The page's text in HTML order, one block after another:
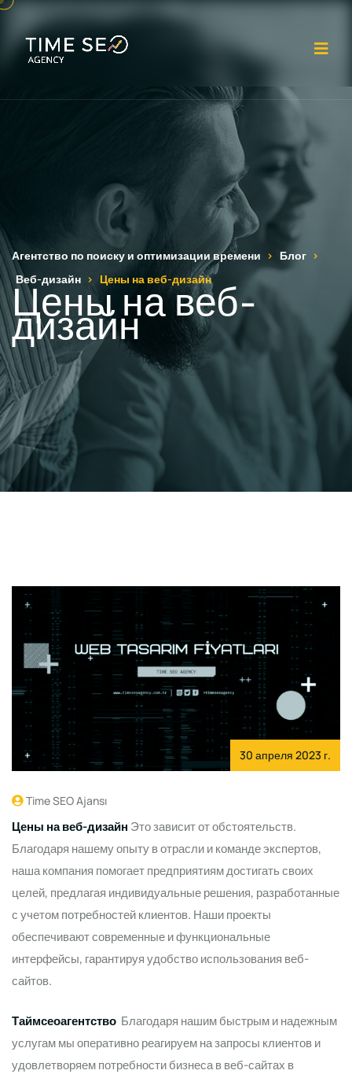
Агентство по поиску и оптимизации времени
Блог
Веб-дизайн
Цены на веб-дизайн
Цены на веб-
дизайн
30 апреля 2023 г.
Time SEO Ajansı
Цены на веб-дизайн Это зависит от обстоятельств.
Благодаря нашему опыту в отрасли и команде экспертов,
наша компания помогает предприятиям достигать своих
целей, предлагая индивидуальные решения, разработанные
с учетом потребностей клиентов. Наши проекты
обеспечивают современные и функциональные
интерфейсы, гарантируя удобство использования веб-
сайтов.
Таймсеоагентство Благодаря нашим быстрым и надежным
услугам мы оперативно реагируем на запросы клиентов и
удовлетворяем потребности бизнеса в веб-сайтах в